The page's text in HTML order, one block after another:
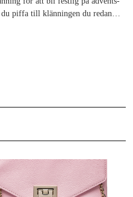
du piffa till klänningen du redan…